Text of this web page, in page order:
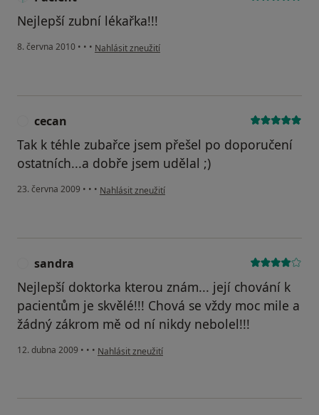
Nejlepší zubní lékařka!!!
8. června 2010 • • • podle názoru uživatele Pacient
Nahlásit zneužití
cecan
Tak k téhle zubařce jsem přešel po doporučení
ostatních...a dobře jsem udělal ;)
23. června 2009 • • • podle názoru uživatele cecan
Nahlásit zneužití
sandra
Nejlepší doktorka kterou znám... její chování k
pacientům je skvělé!!! Chová se vždy moc mile a
žádný zákrom mě od ní nikdy nebolel!!!
12. dubna 2009 • • • podle názoru uživatele sandra
Nahlásit zneužití